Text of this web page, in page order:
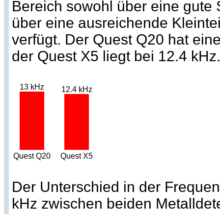
Bereich sowohl über eine gute
über eine ausreichende
verfügt. Der Quest Q20 hat
der Quest X5 liegt bei 12.4 kHz.
13 kHz 12.4 kHz
Quest Q20 Quest X5
Der Unterschied in der
kHz zwischen beiden